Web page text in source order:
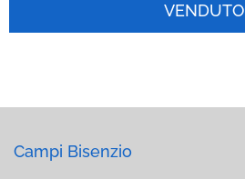
VENDUTO
Campi Bisenzio